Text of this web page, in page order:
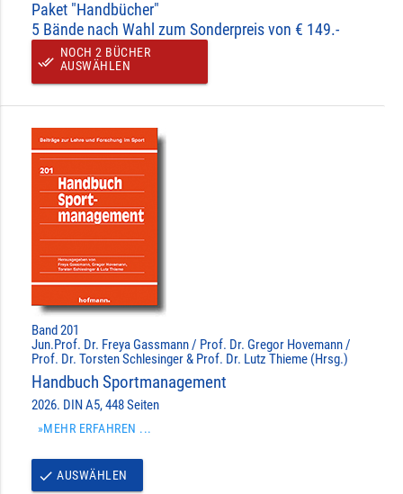
Paket "Handbücher"
5 Bände nach Wahl zum Sonderpreis von € 149.-
done_all
NOCH 2 BÜCHER
AUSWÄHLEN
Band 201
Jun.Prof. Dr. Freya Gassmann / Prof. Dr. Gregor Hovemann /
Prof. Dr. Torsten Schlesinger & Prof. Dr. Lutz Thieme (Hrsg.)
Handbuch Sportmanagement
2026. DIN A5, 448 Seiten
»MEHR ERFAHREN ...
done AUSWÄHLEN